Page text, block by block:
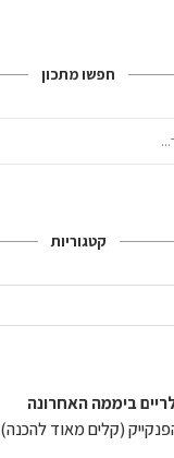
חפשו מתכון
קטגוריות
ביממה האחרונה
(קלים מאוד להכנה)